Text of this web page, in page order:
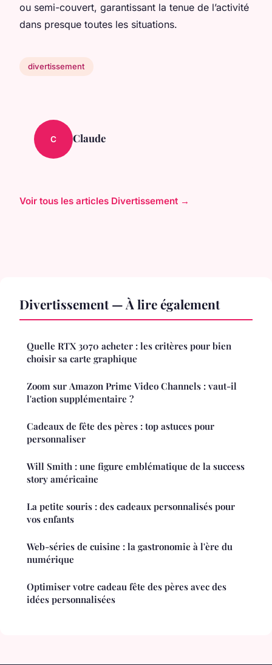
ou semi-couvert, garantissant la tenue de l’activité
dans presque toutes les situations.
divertissement
C Claude
Voir tous les articles Divertissement →
Divertissement — À lire également
Quelle RTX 3070 acheter : les critères pour bien
choisir sa carte graphique
Zoom sur Amazon Prime Video Channels : vaut-il
l'action supplémentaire ?
Cadeaux de fête des pères : top astuces pour
personnaliser
Will Smith : une figure emblématique de la success
story américaine
La petite souris : des cadeaux personnalisés pour
vos enfants
Web-séries de cuisine : la gastronomie à l'ère du
numérique
Optimiser votre cadeau fête des pères avec des
idées personnalisées